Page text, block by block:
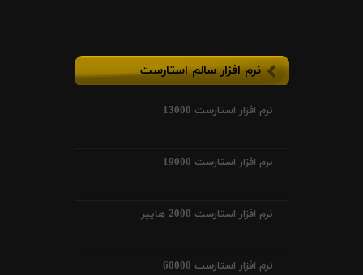
نرم افزار سالم استارست
نرم افزار استارست 13000
نرم افزار استارست 19000
نرم افزار استارست 2000 هایپر
نرم افزار استارست 60000